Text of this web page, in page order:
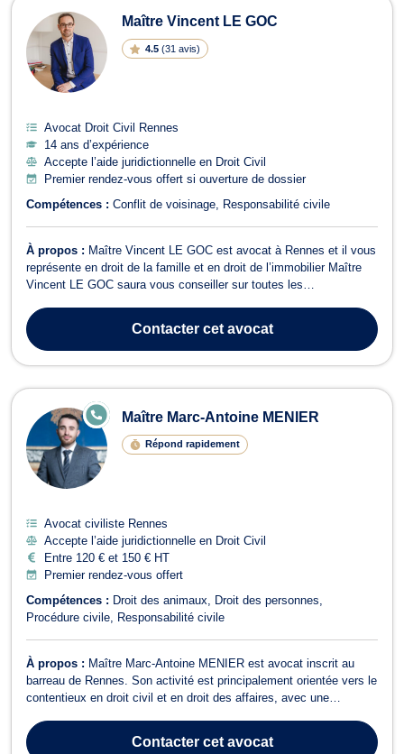
Maître Vincent LE GOC
4.5 (31 avis)
Avocat Droit Civil Rennes
14 ans d’expérience
Accepte l’aide juridictionnelle en Droit Civil
Premier rendez-vous offert si ouverture de dossier
Compétences : Conflit de voisinage Responsabilité civile
À propos : Maître Vincent LE GOC est avocat à Rennes et il vous
représente en droit de la famille et en droit de l’immobilier Maître
Vincent LE GOC saura vous conseiller sur toutes les
intervient en matière de séparation et de divorce. En plus de vous
accompagner da...
Contactercet avocat
Maître Marc-Antoine MENIER
Répond rapidement
E
N
G
N
E
Avocat civiliste Rennes
Accepte l’aide juridictionnelle en Droit Civil
Entre 120 € et 150 € HT
Premier rendez-vous offert
Compétences : Droit des animaux
Droit des personnes
Procédure civile
Responsabilité civile
À propos : Maître Marc-Antoine MENIER est avocat inscrit au
barreau de Rennes. Son activité est principalement orientée vers le
contentieux en droit civil et en droit des affaires, avec une
contractuelle. Il intervient en droit civil et notamment pour les
litiges relatifs à...
Contactercet avocat